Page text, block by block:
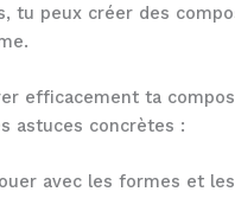
tu peux créer des
efficacement ta
astuces concrètes :
avec les formes et les